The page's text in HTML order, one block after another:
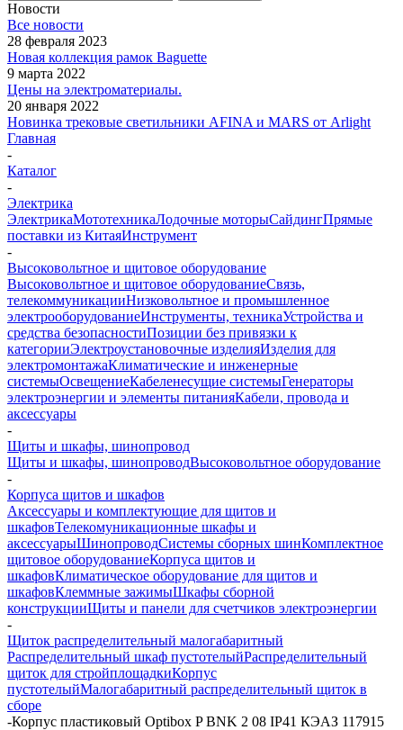
Новости
Все новости
28 февраля 2023
Новая коллекция рамок Baguette
9 марта 2022
Цены на электроматериалы.
20 января 2022
Новинка трековые светильники AFINA и MARS от Arlight
Главная
-
Каталог
-
Электрика
ЭлектрикаМототехникаЛодочные моторыСайдингПрямые
поставки из КитаяИнструмент
-
Высоковольтное и щитовое оборудование
Высоковольтное и щитовое оборудованиеСвязь,
телекоммуникацииНизковольтное и промышленное
электрооборудованиеИнструменты, техникаУстройства и
средства безопасностиПозиции без привязки к
категорииЭлектроустановочные изделияИзделия для
электромонтажаКлиматические и инженерные
системыОсвещениеКабеленесущие системыГенераторы
электроэнергии и элементы питанияКабели, провода и
аксессуары
-
Щиты и шкафы, шинопровод
Щиты и шкафы, шинопроводВысоковольтное оборудование
-
Корпуса щитов и шкафов
Аксессуары и комплектующие для щитов и
шкафовТелекомуникационные шкафы и
аксессуарыШинопроводСистемы сборных шинКомплектное
щитовое оборудованиеКорпуса щитов и
шкафовКлиматическое оборудование для щитов и
шкафовКлеммные зажимыШкафы сборной
конструкцииЩиты и панели для счетчиков электроэнергии
-
Щиток распределительный малогабаритный
Распределительный шкаф пустотелыйРаспределительный
щиток для стройплощадкиКорпус
пустотелыйМалогабаритный распределительный щиток в
сборе
-Корпус пластиковый Optibox P BNK 2 08 IP41 КЭАЗ 117915